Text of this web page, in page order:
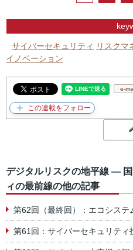
サイバーセキュリティ リスクマ
イノベーション
e-
デジタルリスクの地平線 ―
ィの最前線の他の記事
第62回（最終回）：エコシステ
第61回：サイバーセキュリティ